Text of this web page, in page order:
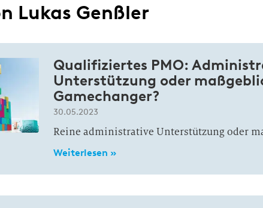
Lukas Genßler
Qualifiziertes PMO:
Unterstützung oder
Gamechanger?
30.05.2023
Reine administrative Unterstützung oder
Weiterlesen »